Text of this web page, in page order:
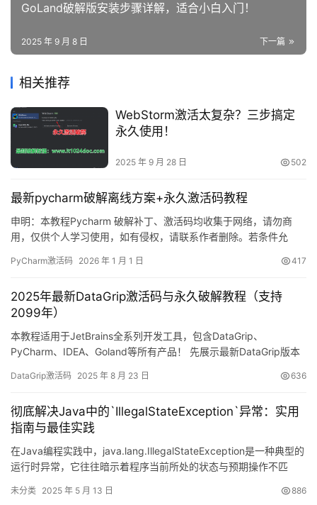
GoLand破解版安装步骤详解，适合小白入门！
下一篇
2025 年 9 月 8 日
相关推荐
WebStorm激活太复杂？三步搞定
永久使用！
2025 年 9 月 28 日 502
最新pycharm破解离线方案+永久激活码教程
申明：本教程Pycharm 破解补丁、激活码均收集于网络，请勿商
用，仅供个人学习使用，如有侵权，请联系作者删除。若条件允
本破解成功的截图，如下图，可以看到已经成功破解到 2099 年
最新的Pycharm。 如果觉得破解麻烦…
PyCharm激活码 2026 年 1 月 1 日 417
2025年最新DataGrip激活码与永久破解教程（支持
2099年）
本教程适用于JetBrains全系列开发工具，包含DataGrip、
PyCharm、IDEA、Goland等所有产品！ 先展示最新DataGrip版本
的图文步骤，手把手教你如何永久激活DataGrip至2099年。 此方
Windows/Mac/Linux…
DataGrip激活码 2025 年 8 月 23 日 636
彻底解决Java中的`IllegalStateException`异常：实用
指南与最佳实践
在Java编程实践中，java.lang.IllegalStateException是一种典型的
运行时异常，它往往暗示着程序当前所处的状态与预期操作不匹
于不适合执行该操作的状态时，系统就会抛出这个异常。本指南将
未分类 2025 年 5 月 13 日 886